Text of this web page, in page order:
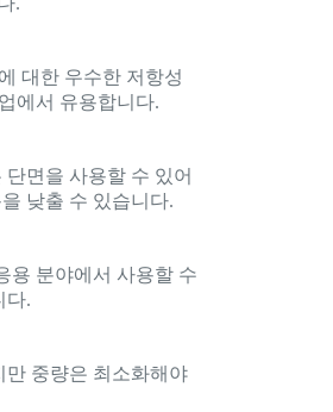
대한 우수한 저항성
에서 유용합니다.
면을 사용할 수 있어
낮출 수 있습니다.
용 분야에서 사용할 수
다.
만 중량은 최소화해야